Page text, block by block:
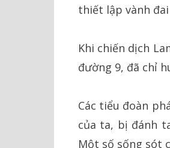
thiết lập vành
Khi chiến dịch
đường 9, đã chỉ
Các tiểu đoàn
của ta, bị đánh
Một số sống sót